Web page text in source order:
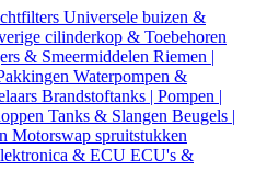
Universele buizen &
cilinderkop & Toebehoren
& Smeermiddelen Riemen |
Waterpompen &
Brandstoftanks | Pompen |
Tanks & Slangen Beugels |
Motorswap spruitstukken
& ECU ECU's &